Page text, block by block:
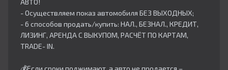
АВТО!
- Осуществляем показ автомобиля БЕЗ ВЫХОДНЫХ;
- 6 способов продать/купить: НАЛ., БЕЗНАЛ., КРЕДИТ,
ЛИЗИНГ, АРЕНДА С ВЫКУПОМ, РАСЧЁТ ПО КАРТАМ,
TRADE- IN.
💰Если сроки поджимают, а авто не продается –